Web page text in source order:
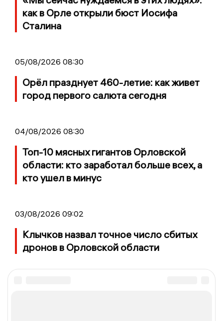
как в Орле открыли бюст Иосифа
Сталина
05/08/2026 08:30
Орёл празднует 460-летие: как живет
город первого салюта сегодня
04/08/2026 08:30
Топ-10 мясных гигантов Орловской
области: кто заработал больше всех, а
кто ушел в минус
03/08/2026 09:02
Клычков назвал точное число сбитых
дронов в Орловской области